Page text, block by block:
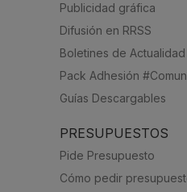
Publicidad gráfica
Difusión en RRSS
Boletines de Actualidad
Pack Adhesión
Guías Descargables
PRESUPUESTOS
Pide Presupuesto
Cómo pedir